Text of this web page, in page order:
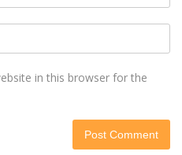
in this browser for the